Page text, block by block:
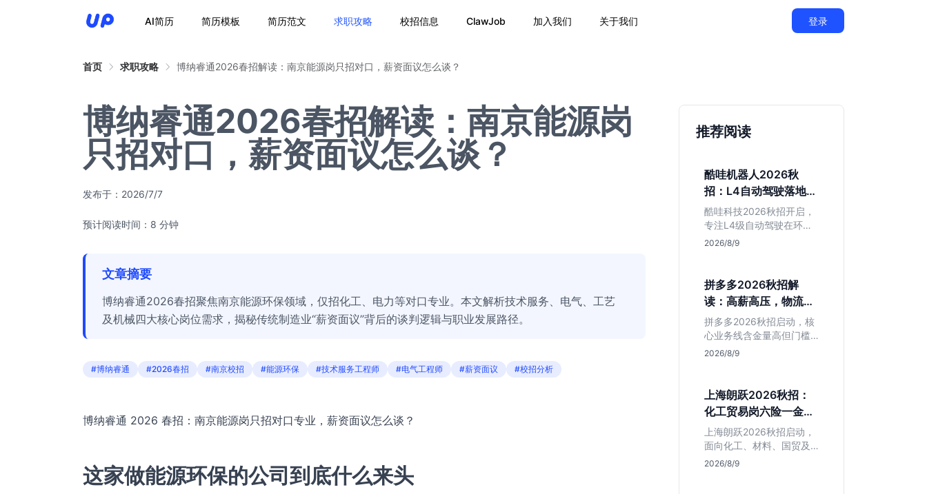
AI简历 简历模板 简历范文 求职攻略 校招信息 ClawJob 加入我们 关于我们 登录
首页 求职攻略 博纳睿通2026春招解读：南京能源岗只招对口，薪资面议怎么谈？
博纳睿通2026春招解读：南京能源岗
只招对口，薪资面议怎么谈？
发布于： 2026/7/7
预计阅读时间：8 分钟
文章摘要
博纳睿通2026春招聚焦南京能源环保领域，仅招化工、电力等对口专业。本文解析技术服务、电气、工艺
及机械四大核心岗位需求，揭秘传统制造业“薪资面议”背后的谈判逻辑与职业发展路径。
#博纳睿通 #2026春招 #南京校招 #能源环保 #技术服务工程师 #电气工程师 #薪资面议 #校招分析
博纳睿通 2026 春招：南京能源岗只招对口专业，薪资面议怎么谈？
这家做能源环保的公司到底什么来头
推荐阅读
酷哇机器人2026秋
招：L4自动驾驶落地，
不限专业值得投吗？
酷哇科技2026秋招开启，
专注L4级自动驾驶在环卫
与物流场景的落地。相比
康。本文解读其业务模
式、岗位稳定性及不限专
业的投递策略，帮应届生
判断是否值得入手。
2026/8/9
拼多多2026秋招解
读：高薪高压，物流与
产品岗投递指南
拼多多2026秋招启动，核
心业务线含金量高但门槛
硬。本文解析其行业地
是否适合这种高强度职业
起步。
2026/8/9
上海朗跃2026秋招：
化工贸易岗六险一金
+落户，值不值得投？
上海朗跃2026秋招启动，
面向化工、材料、国贸及
金融专业。提供六险一金
2026/8/9